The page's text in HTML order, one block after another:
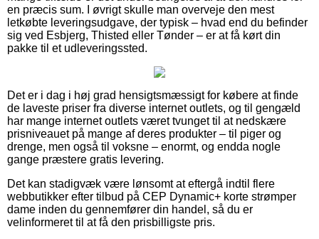
en præcis sum. I øvrigt skulle man overveje den mest
letkøbte leveringsudgave, der typisk – hvad end du befinder
sig ved Esbjerg, Thisted eller Tønder – er at få kørt din
pakke til et udleveringssted.
Det er i dag i høj grad hensigtsmæssigt for købere at finde
de laveste priser fra diverse internet outlets, og til gengæld
har mange internet outlets været tvunget til at nedskære
prisniveauet på mange af deres produkter – til piger og
drenge, men også til voksne – enormt, og endda nogle
gange præstere gratis levering.
Det kan stadigvæk være lønsomt at eftergå indtil flere
webbutikker efter tilbud på CEP Dynamic+ korte strømper
dame inden du gennemfører din handel, så du er
velinformeret til at få den prisbilligste pris.